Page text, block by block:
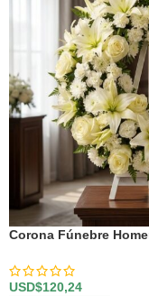
Corona Fúnebre
USD$120,24